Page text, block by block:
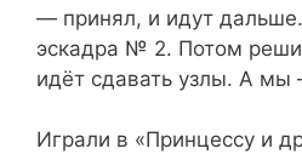
— принял, и идут
эскадра № 2. Потом
идёт сдавать узлы. А мы
Играли в «Принцессу и